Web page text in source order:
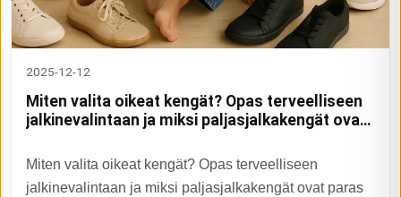
2025-12-12
Miten valita oikeat kengät? Opas terveelliseen
jalkinevalintaan ja miksi paljasjalkakengät ovat
Miten valita oikeat kengät? Opas terveelliseen
jalkinevalintaan ja miksi paljasjalkakengät ovat paras